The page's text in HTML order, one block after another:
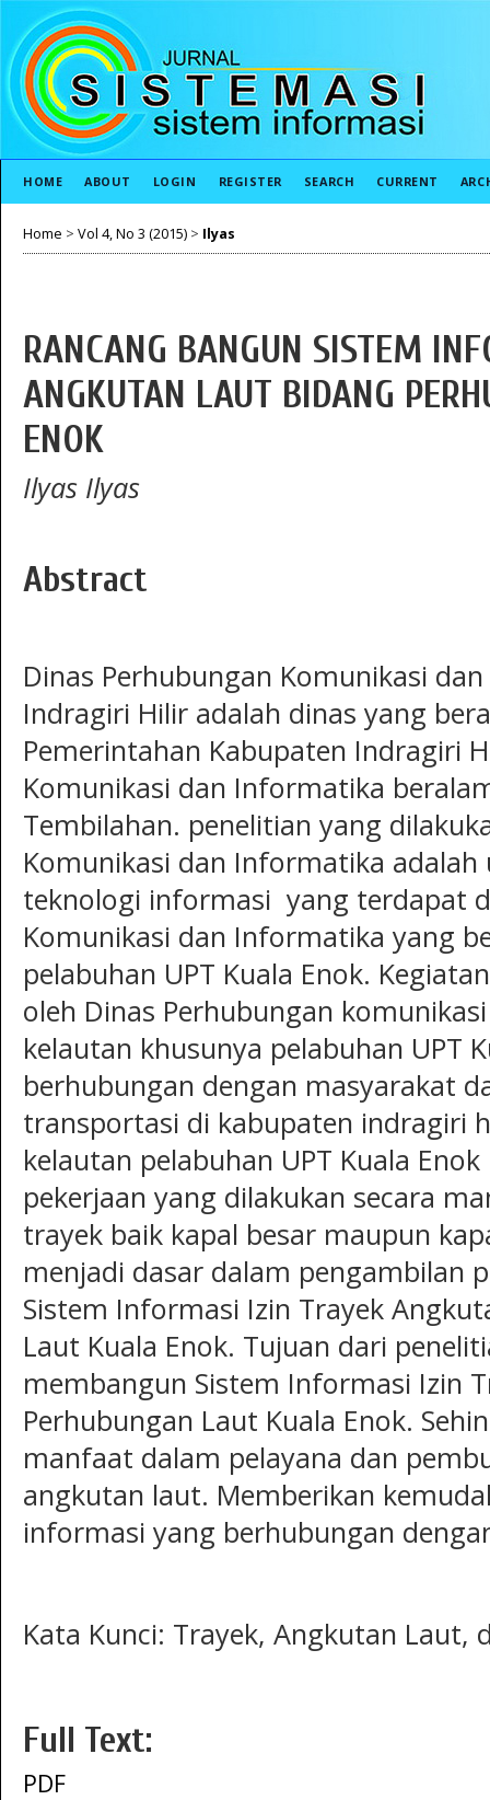
HOME ABOUT LOGIN REGISTER SEARCH CURRENT
Home > Vol 4, No 3 (2015) > Ilyas
RANCANG BANGUN SISTEM
ANGKUTAN LAUT BIDANG
ENOK
Ilyas Ilyas
Abstract
Dinas Perhubungan Komunikasi
Indragiri Hilir adalah dinas yang
Pemerintahan Kabupaten Indragiri
Komunikasi dan Informatika
Tembilahan. penelitian yang
Komunikasi dan Informatika
teknologi informasi yang terdapat
Komunikasi dan Informatika yang
pelabuhan UPT Kuala Enok.
oleh Dinas Perhubungan
kelautan khusunya pelabuhan UPT
berhubungan dengan masyarakat
transportasi di kabupaten indragiri
kelautan pelabuhan UPT Kuala
pekerjaan yang dilakukan secara
trayek baik kapal besar maupun
menjadi dasar dalam pengambilan
Sistem Informasi Izin Trayek
Laut Kuala Enok. Tujuan dari
membangun Sistem Informasi Izin
Perhubungan Laut Kuala Enok.
manfaat dalam pelayana dan
angkutan laut. Memberikan
informasi yang berhubungan
Kata Kunci: Trayek, Angkutan Laut,
Full Text:
PDF